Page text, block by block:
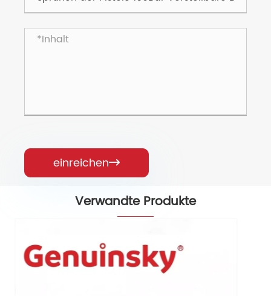
einreichen
Verwandte Produkte
Hochdruckwaschmaschineninduktionsmotor
mit Regler